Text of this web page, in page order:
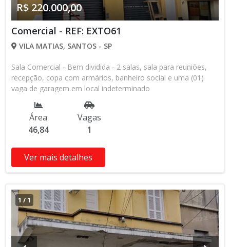
R$ 220.000,00
Comercial - REF: EXTO61
VILA MATIAS, SANTOS - SP
Sala Comercial - Bem dividida - 2 salas, sala para reuniões,
recepção, copa com armários, banheiro social e uma (01)
vaga de garagem em local indeterminado
Área
46,84
Vagas
1
Ver mais detalhes
1 /1